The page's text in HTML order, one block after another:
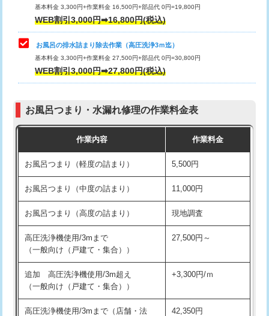
小便器トイレ脱着
その他部品の脱着 8,800円～
交換・取付（タンク）
交換・取付（普通便座） 11,000円+材料費
交換・取付（温水洗浄便座） 16,500円+材料費
交換・取付(単水栓（壁付・デッキ
式）)
13,200円+材料費
交換・取付(混合水栓（壁付・デッキ
式・ワンホール）)
16,500円+材料費
交換・取付(排水栓・排水トラップ
（P/S/ポップアップ））
22,000円+材料費
交換・取付（その他部品） 11,000円+材料費
持込商品取付（単水栓） 13,200円
基本料金 3,300円+作業料金 16,500円+部品代 0円=19,800円
WEB割引3,000円➡16,800円(税込)
お風呂の排水詰まり除去作業（高圧洗浄3ｍ迄）
基本料金 3,300円+作業料金 27,500円+部品代 0円=30,800円
WEB割引3,000円➡27,800円(税込)
お風呂つまり・水漏れ修理の作業料金表
作業内容 作業料金
お風呂つまり（軽度の詰まり） 5,500円
お風呂つまり（中度の詰まり） 11,000円
お風呂つまり（高度の詰まり） 現地調査
高圧洗浄機使用/3mまで
（一般向け（戸建て・集合））
27,500円～
追加 高圧洗浄機使用/3m超え
（一般向け（戸建て・集合））
+3,300円/ｍ
高圧洗浄機使用/3mまで（店舗・法
42,350円